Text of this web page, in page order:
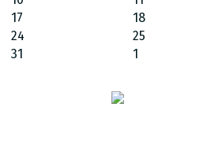
17
18
24
25
31
1